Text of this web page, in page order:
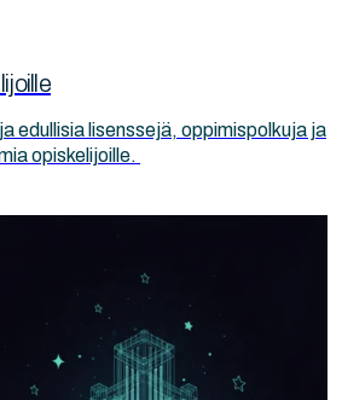
edullisia lisenssejä, oppimispolkuja ja
opiskelijoille.